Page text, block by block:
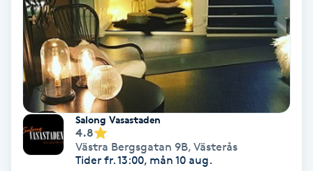
Taktil massage
Tandblekning
Tandläkare
Tatuering
Salong Vasastaden
4.8
Västra Bergsgatan 9B, Västerås
Tider fr. 13:00, mån 10 aug.